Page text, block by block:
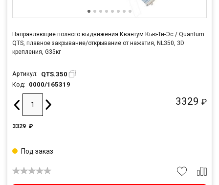
Направляющие полного выдвижения Квантум Кью-Ти-Эс / Quantum
QTS, плавное закрывание/открывание от нажатия, NL350, 3D
крепления, G35кг
Артикул: QTS.350
Код: 0000/165319
3329 ₽
3329 ₽
Под заказ